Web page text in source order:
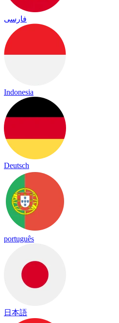
فارسی
Indonesia
Deutsch
português
日本語